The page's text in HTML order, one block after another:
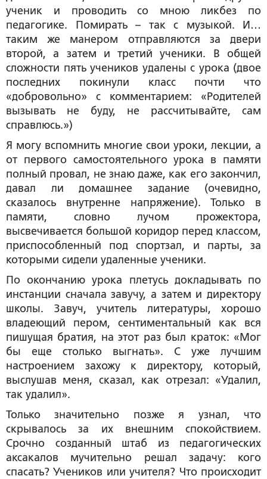
ученик и проводить со мною ликбез по
педагогике. Помирать – так с музыкой. И…
таким же манером отправляются за двери
второй, а затем и третий ученики. В общей
сложности пять учеников удалены с урока (двое
последних покинули класс почти что
«добровольно» с комментарием: «Родителей
вызывать не буду, не рассчитывайте, сам
справлюсь.»)
Я могу вспомнить многие свои уроки, лекции, а
от первого самостоятельного урока в памяти
полный провал, не знаю даже, как его закончил,
давал ли домашнее задание (очевидно,
сказалось внутренне напряжение). Только в
памяти, словно лучом прожектора,
высвечивается большой коридор перед классом,
приспособленный под спортзал, и парты, за
которыми сидели удаленные ученики.
По окончанию урока плетусь докладывать по
инстанции сначала завучу, а затем и директору
школы. Завуч, учитель литературы, хорошо
владеющий пером, сентиментальный как вся
пишущая братия, на этот раз был краток: «Мог
бы еще столько выгнать». С уже лучшим
настроением захожу к директору, который,
выслушав меня, сказал, как отрезал: «Удалил,
так удалил».
Только значительно позже я узнал, что
скрывалось за их внешним спокойствием.
Срочно созданный штаб из педагогических
аксакалов мучительно решал задачу: кого
спасать? Учеников или учителя? Что происходит